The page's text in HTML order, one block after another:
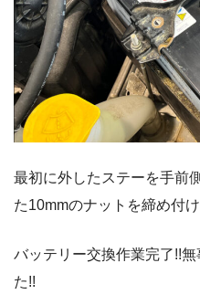
最初に外したステーを手前
た10mmのナットを締め付け
バッテリー交換作業完了!!
た!!